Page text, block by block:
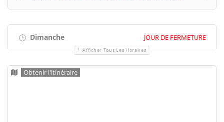
Dimanche JOUR DE FERMETURE
Afficher Tous Les Horaires
Obtenir l'itinéraire